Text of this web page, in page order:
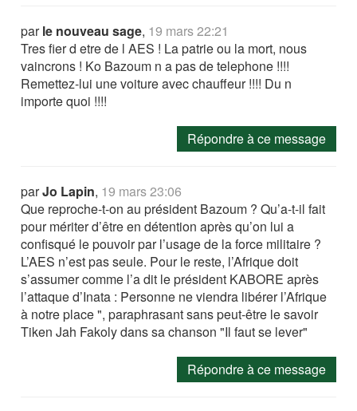
parle nouveau sage, 19 mars 22:21
Tres fier d etre de l AES ! La patrie ou la mort, nous
vaincrons ! Ko Bazoum n a pas de telephone !!!!
Remettez-lui une voiture avec chauffeur !!!! Du n
importe quoi !!!!
Répondre à ce message
parJo Lapin, 19 mars 23:06
Que reproche-t-on au président Bazoum ? Qu’a-t-il fait
pour mériter d’être en détention après qu’on lui a
confisqué le pouvoir par l’usage de la force militaire ?
L’AES n’est pas seule. Pour le reste, l’Afrique doit
s’assumer comme l’a dit le président KABORE après
l’attaque d’Inata : Personne ne viendra libérer l’Afrique
à notre place ", paraphrasant sans peut-être le savoir
Tiken Jah Fakoly dans sa chanson "Il faut se lever"
Répondre à ce message